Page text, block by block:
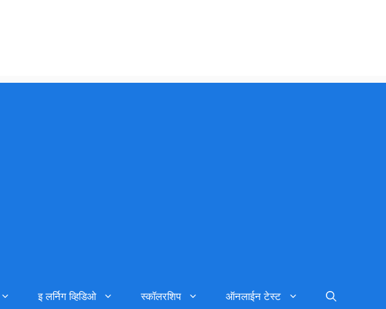
इ लर्निग व्हिडिओ स्कॉलरशिप ऑनलाईन टेस्ट